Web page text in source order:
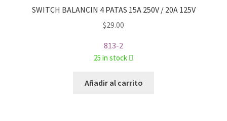
SWITCH BALANCIN 4 PATAS 15A 250V / 20A 125V
$29.00
813-2
25 in stock
Añadir al carrito